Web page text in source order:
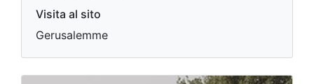
Visita al sito
Gerusalemme